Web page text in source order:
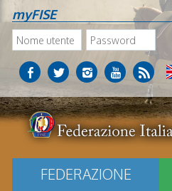
myFISE
FEDERAZIONE